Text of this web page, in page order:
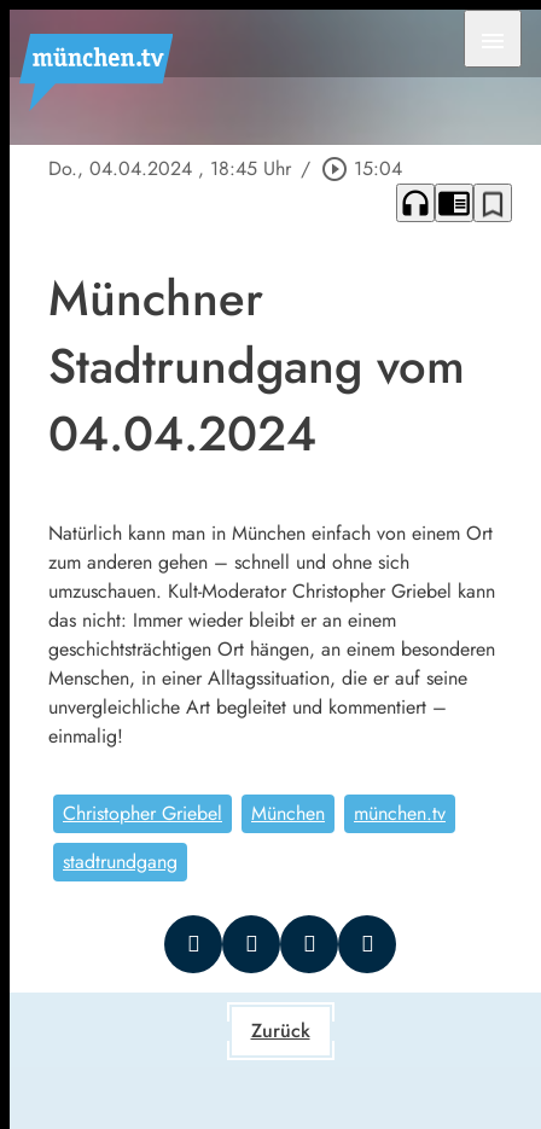
Do., 04.04.2024 , 18:45 Uhr / play_circle_outline 15:04
headphones chrome_reader_mode bookmark_border
Münchner
Stadtrundgang vom
04.04.2024
Natürlich kann man in München einfach von einem Ort
zum anderen gehen – schnell und ohne sich
umzuschauen. Kult-Moderator Christopher Griebel kann
das nicht: Immer wieder bleibt er an einem
geschichtsträchtigen Ort hängen, an einem besonderen
Menschen, in einer Alltagssituation, die er auf seine
unvergleichliche Art begleitet und kommentiert –
einmalig!
Christopher Griebel München
münchen.tv
stadtrundgang
Zurück